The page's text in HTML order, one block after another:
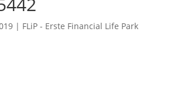
| FLiP - Erste Financial Life Park